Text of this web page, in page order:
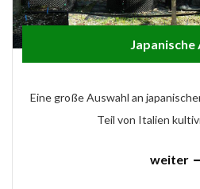
Japanische
Eine große Auswahl an
Teil von Italien
weiter